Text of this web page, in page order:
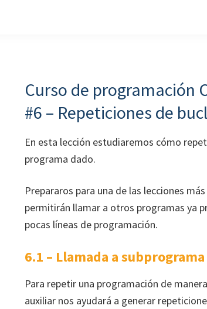
Curso de programación
#6 – Repeticiones de
En esta lección estudiaremos cómo
programa dado.
Prepararos para una de las lecciones
permitirán llamar a otros programas ya
pocas líneas de programación.
6.1 – Llamada a subprograma
Para repetir una programación de
auxiliar nos ayudará a generar